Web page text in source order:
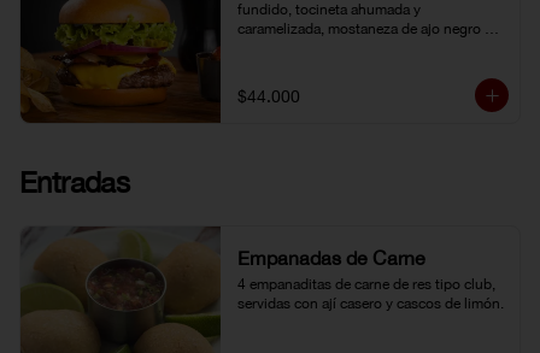
fundido, tocineta ahumada y
caramelizada, mostaneza de ajo negro y
famoso chili con carne al lado.
Acompañada de papa chip o papa
$44.000
Entradas
Empanadas de Carne
4 empanaditas de carne de res tipo club,
servidas con ají casero y cascos de limón.